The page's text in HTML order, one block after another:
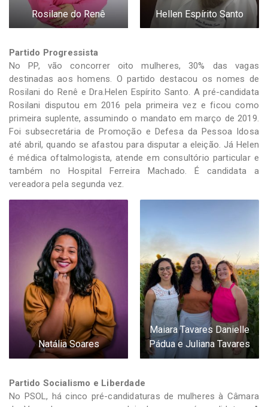
Rosilane do Renê Hellen Espírito Santo
Partido Progressista
No PP, vão concorrer oito mulheres, 30% das vagas
destinadas aos homens. O partido destacou os nomes de
Rosilani do Renê e Dra.Helen Espírito Santo. A pré-candidata
Rosilani disputou em 2016 pela primeira vez e ficou como
primeira suplente, assumindo o mandato em março de 2019.
Foi subsecretária de Promoção e Defesa da Pessoa Idosa
até abril, quando se afastou para disputar a eleição. Já Helen
é médica oftalmologista, atende em consultório particular e
também no Hospital Ferreira Machado. É candidata a
vereadora pela segunda vez.
Natália Soares
Maiara Tavares Danielle
Pádua e Juliana Tavares
Partido Socialismo e Liberdade
No PSOL, há cinco pré-candidaturas de mulheres à Câmara